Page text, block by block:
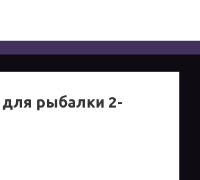
рыбалки 2-